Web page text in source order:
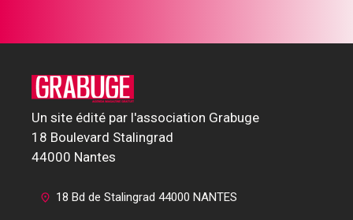
Un site édité par l'association Grabuge
18 Boulevard Stalingrad
44000 Nantes
18 Bd de Stalingrad 44000 NANTES